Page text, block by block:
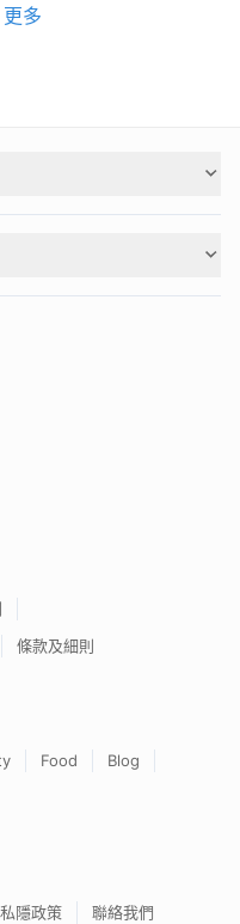
更多
條款及細則
Food
Blog
私隱政策 聯絡我們